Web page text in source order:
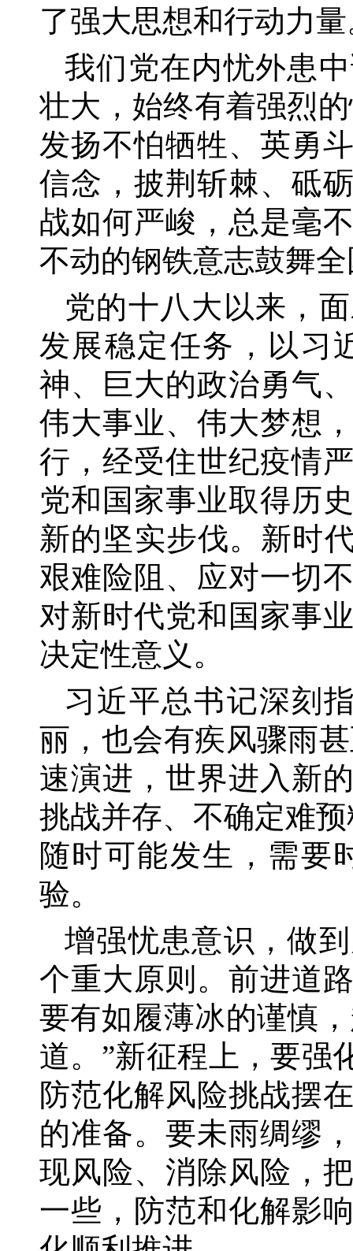
了强大思想和行动力
我们党在内忧外患
壮大，始终有着强烈
发扬不怕牺牲、英勇
信念，披荆斩棘、砥
战如何严峻，总是毫
不动的钢铁意志鼓舞
党的十八大以来，
发展稳定任务，以习
神、巨大的政治勇气
伟大事业、伟大梦想
行，经受住世纪疫情
党和国家事业取得历
新的坚实步伐。新时
艰难险阻、应对一切
对新时代党和国家事
决定性意义。
习近平总书记深刻
丽，也会有疾风骤雨
速演进，世界进入新
挑战并存、不确定难
随时可能发生，需要
验。
增强忧患意识，做
个重大原则。前进道
要有如履薄冰的谨慎
道。”新征程上，要强
防范化解风险挑战摆
的准备。要未雨绸缪
现风险、消除风险，
一些，防范和化解影